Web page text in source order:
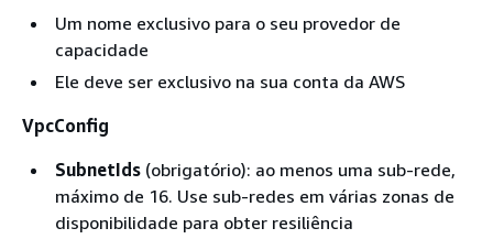
Um nome exclusivo para o seu provedor de
capacidade
Ele deve ser exclusivo na sua conta da AWS
VpcConfig
SubnetIds (obrigatório): ao menos uma sub-rede,
máximo de 16. Use sub-redes em várias zonas de
disponibilidade para obter resiliência